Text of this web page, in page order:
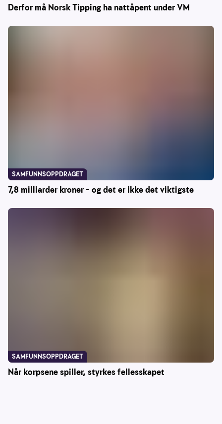
Derfor må Norsk Tipping ha nattåpent under VM
7,8 milliarder kroner – og det er ikke det viktigste
SAMFUNNSOPPDRAGET
Når korpsene spiller, styrkes fellesskapet
SAMFUNNSOPPDRAGET